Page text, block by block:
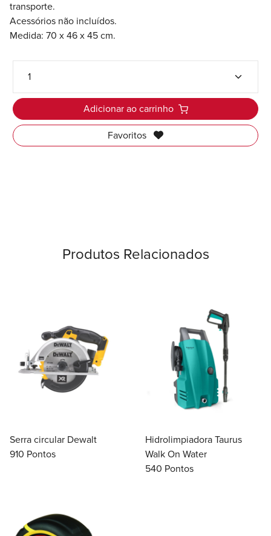
transporte.
Acessórios não incluídos.
Medida: 70 x 46 x 45 cm.
Adicionar ao carrinho
Favoritos
Produtos Relacionados
Serra circular Dewalt
910 Pontos
Hidrolimpiadora Taurus
Walk On Water
540 Pontos